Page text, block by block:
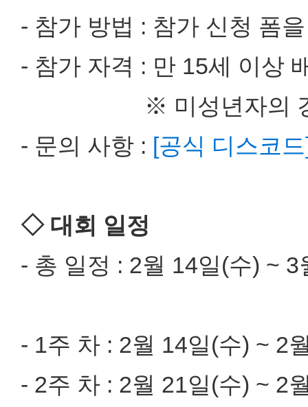
- 참가 방법 : 참가 신청 폼
- 참가 자격 : 만 15세 이상
※ 미성년자의 경우
- 문의 사항 : [공식 디스코
◇ 대회 일정
- 총 일정 : 2월 14일(수) ~ 3
- 1주 차 : 2월 14일(수) ~ 2
- 2주 차 : 2월 21일(수) ~ 2